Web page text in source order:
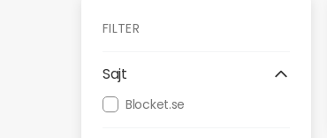
FILTER
Sajt
Blocket.se